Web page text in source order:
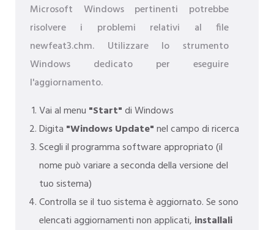
Microsoft Windows pertinenti potrebbe
risolvere i problemi relativi al file
newfeat3.chm. Utilizzare lo strumento
Windows dedicato per eseguire
l'aggiornamento.
Vai al menu "Start"di Windows
Digita "Windows Update"nel campo di ricerca
Scegli il programma software appropriato (il
nome può variare a seconda della versione del
tuo sistema)
Controlla se il tuo sistema è aggiornato. Se sono
elencati aggiornamenti non applicati, installali